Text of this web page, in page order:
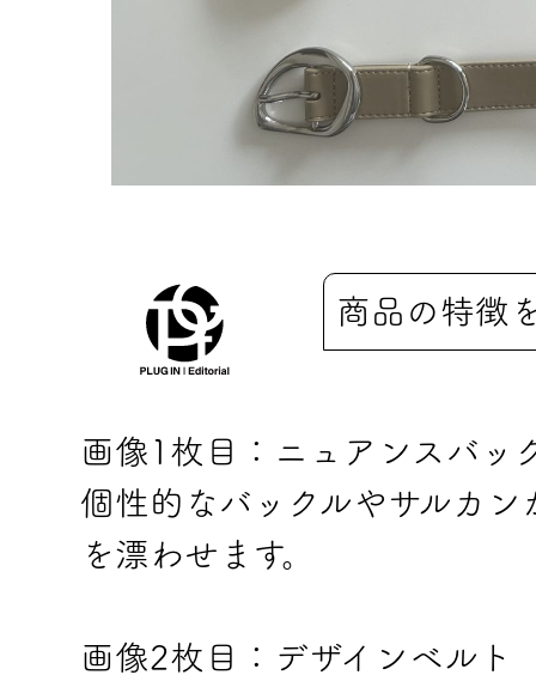
商品の特徴
画像1枚目：ニュアンスバッ
個性的なバックルやサルカ
を漂わせます。
画像2枚目：デザインベルト